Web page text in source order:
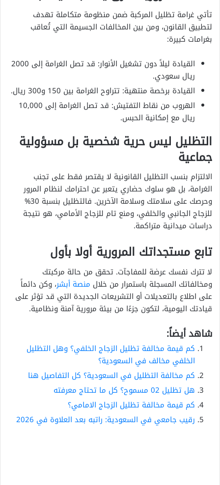
تأتي غرامة تظليل المركبة ضمن منظومة متكاملة تهدف
لتطبيق القانون، ومن بين المخالفات الجسيمة التي تُعاقب
بغرامات كبيرة:
القيادة ليلاً دون تشغيل الأنوار: قد تصل الغرامة إلى 2000
ريال سعودي.
القيادة برخصة منتهية: تتراوح الغرامة بين 150 و300 ريال.
الهروب من نقاط التفتيش: قد تصل الغرامة إلى 10,000
ريال مع إمكانية الحبس.
التظليل ليس حرية شخصية بل مسؤولية
جماعية
الالتزام بنسب التظليل القانونية لا يقتصر فقط على تجنب
الغرامة، بل هو سلوك حضاري يتعبر عن احترامك لنظام المرور
وحرصك على سلامتك وسلامة الآخرين. فالتظليل بنسبة 30%
للزجاج الجانبي والخلفي، ومنع تام للزجاج الأمامي، هو نتيجة
دراسات ميدانية متراكمة.
تابع مستجداتك المرورية أولا بأول
لا تترك نفسك عرضة للمفاجآت. تحقق من حالة مركبتك
ومخالفاتك المسجلة باستمرار من خلال منصة أبشر، وكن دائماً
على اطلاع بالتعديلات أو التشريعات الجديدة التي قد تؤثر على
قيادتك اليومية، لتكون جزءًا من بيئة مرورية آمنة ونظامية.
شاهد أيضاً:
كم قيمة مخالفة تظليل الزجاج الخلفي؟ وهل التظليل
الخلفي مخالف في السعودية؟
كم مخالفة التظليل في السعودية؟ كل التفاصيل هنا
هل تظليل 02 مسموح؟ كل ما تحتاج معرفته
كم قيمة مخالفة تظليل الزجاج الامامي؟
رقيب جامعي في السعودية: راتبه بعد العلاوة في 2026